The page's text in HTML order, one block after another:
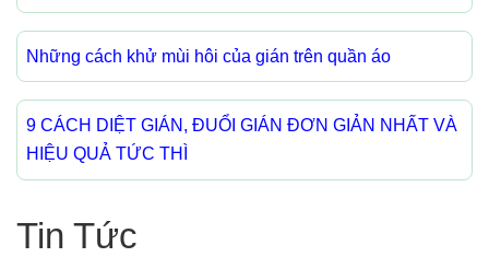
Những cách khử mùi hôi của gián trên quần áo
9 CÁCH DIỆT GIÁN, ĐUỔI GIÁN ĐƠN GIẢN NHẤT VÀ
HIỆU QUẢ TỨC THÌ
Tin Tức